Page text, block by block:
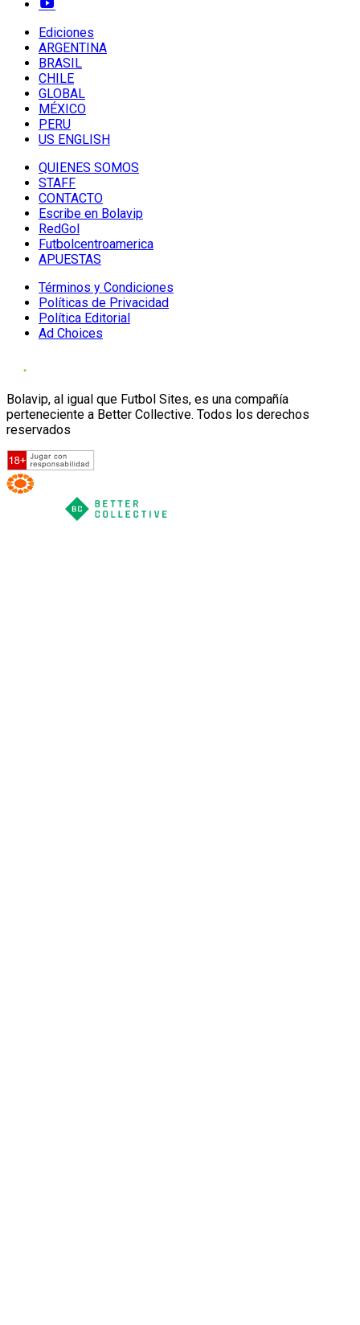
Ediciones
ARGENTINA
BRASIL
CHILE
GLOBAL
MÉXICO
PERU
US ENGLISH
QUIENES SOMOS
STAFF
CONTACTO
Escribe en Bolavip
RedGol
Futbolcentroamerica
APUESTAS
Términos y Condiciones
Políticas de Privacidad
Política Editorial
Ad Choices
Bolavip, al igual que Futbol Sites, es una compañía
perteneciente a Better Collective. Todos los derechos
reservados